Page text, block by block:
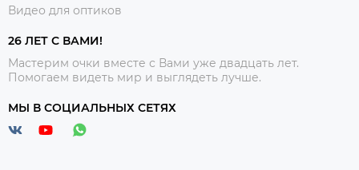
Видео для оптиков
26 ЛЕТ С ВАМИ!
Мастерим очки вместе с Вами уже двадцать лет.
Помогаем видеть мир и выглядеть лучше.
МЫ В СОЦИАЛЬНЫХ СЕТЯХ